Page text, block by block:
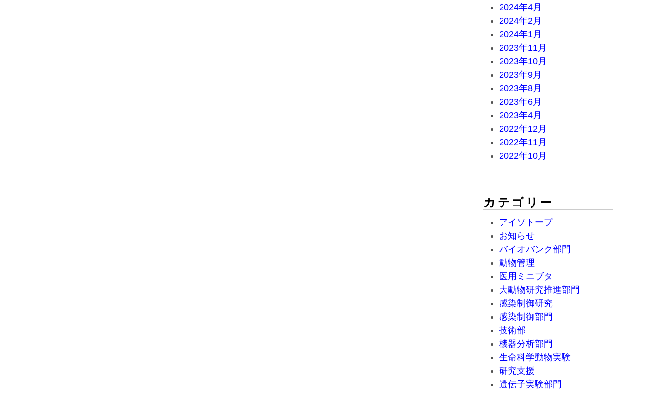
2024年4月
2024年2月
2024年1月
2023年11月
2023年10月
2023年9月
2023年8月
2023年6月
2023年4月
2022年12月
2022年11月
2022年10月
カテゴリー
アイソトープ
お知らせ
バイオバンク部門
動物管理
医用ミニブタ
大動物研究推進部門
感染制御研究
感染制御部門
技術部
機器分析部門
生命科学動物実験
研究支援
遺伝子実験部門